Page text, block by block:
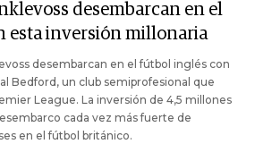
desembarcan en el
esta inversión millonaria
desembarcan en el fútbol inglés con
Bedford, un club semiprofesional que
League. La inversión de 4,5 millones
cada vez más fuerte de
en el fútbol británico.